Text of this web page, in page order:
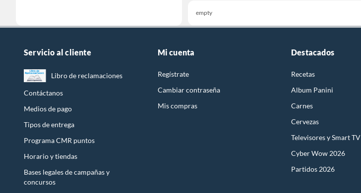
empty
Servicio al cliente
Libro de reclamaciones
Contáctanos
Medios de pago
Tipos de entrega
Programa CMR puntos
Horario y tiendas
Bases legales de campañas y
concursos
Mi cuenta
Regístrate
Cambiar contraseña
Mis compras
Destacados
Recetas
Album Panini
Carnes
Cervezas
Televisores y Smart TV
Cyber Wow 2026
Partidos 2026